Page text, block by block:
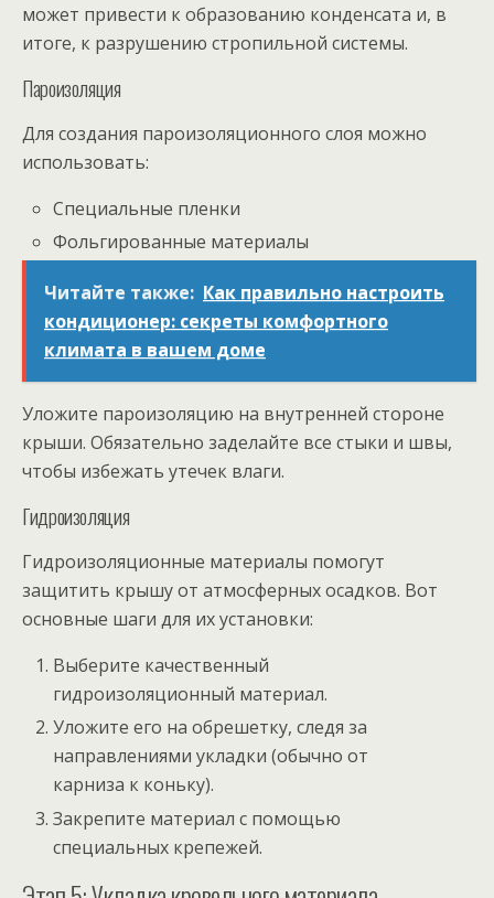
может привести к образованию конденсата и, в
итоге, к разрушению стропильной системы.
Пароизоляция
Для создания пароизоляционного слоя можно
использовать:
Специальные пленки
Фольгированные материалы
Читайте также: Как правильно настроить
кондиционер: секреты комфортного
климата в вашем доме
Уложите пароизоляцию на внутренней стороне
крыши. Обязательно заделайте все стыки и швы,
чтобы избежать утечек влаги.
Гидроизоляция
Гидроизоляционные материалы помогут
защитить крышу от атмосферных осадков. Вот
основные шаги для их установки:
Выберите качественный
гидроизоляционный материал.
Уложите его на обрешетку, следя за
направлениями укладки (обычно от
карниза к коньку).
Закрепите материал с помощью
специальных крепежей.